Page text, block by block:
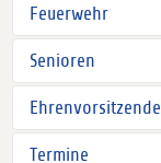
Feuerwehr
Senioren
Ehrenvorsitzende
Termine